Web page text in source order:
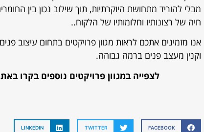
מבלי להוריד מתחושת היוקרתיות, תוך שילוב נכון בין
חיה של רצונותיו וחלומותיו של הלקוח..
אנו מזמינים אתכם לראות מגוון פרויקטים בתחום עיצוב
וקנין מעצב פנים ברמה גבוהה.
לצפייה במגוון פרויקטים נוספים בקרו
FACEBOOK
TWITTER
LINKEDIN